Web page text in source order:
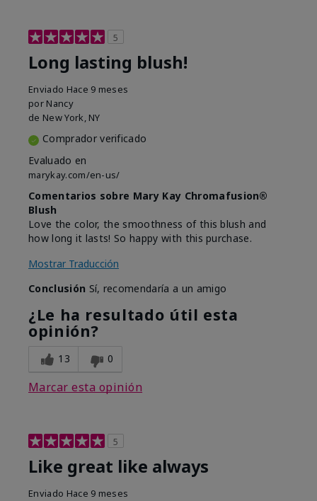
5
Long lasting blush!
Enviado Hace 9 meses
por Nancy
de New York, NY
Comprador verificado
Evaluado en
marykay.com/en-us/
Comentarios sobre Mary Kay Chromafusion®
Blush
Love the color, the smoothness of this blush and
how long it lasts! So happy with this purchase.
Mostrar Traducción
Conclusión Sí, recomendaría a un amigo
¿Le ha resultado útil esta
opinión?
13 0
Marcar esta opinión
5
Like great like always
Enviado Hace 9 meses